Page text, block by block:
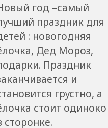
год –самый
праздник для
: новогодняя
Дед Мороз,
Праздник
и
грустно, а
стоит одиноко
сторонке.